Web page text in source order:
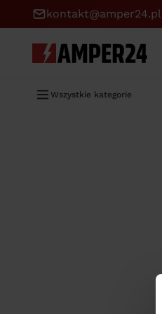
kontakt@amper24.pl
Wszystkie kategorie